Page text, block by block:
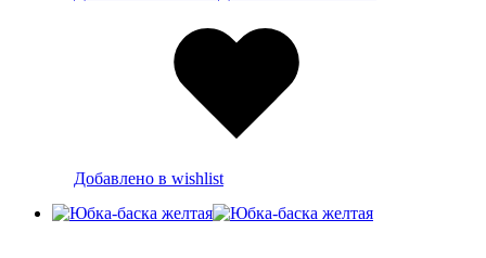
Добавлено в wishlist